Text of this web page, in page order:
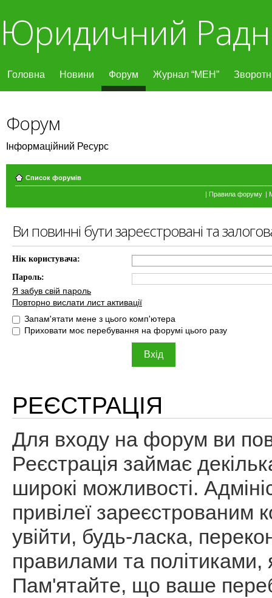
Юридичний
Головна Новини Форум Журнал “МЕН”
Форум
Інформаційний Ресурс
Список форумів
| Правила форуму |
Ви повинні бути зареєстровані та
Нік користувача:
Пароль:
Я забув свій пароль
Повторно вислати лист активації
Запам'ятати мене з цього комп'ютера
Приховати моє перебування на форумі цього разу
РЕЄСТРАЦІЯ
Для входу на форум ви
Реєстрація займає
широкі можливості.
привілеї зареєстрованим
увійти, будь-ласка,
правилами та політиками,
Пам'ятайте, що ваше